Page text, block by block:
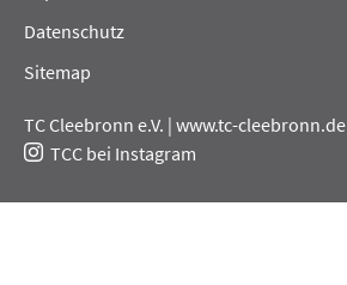
Datenschutz
Sitemap
TC Cleebronn e.V. | www.tc-cleebronn.de
TCC bei Instagram